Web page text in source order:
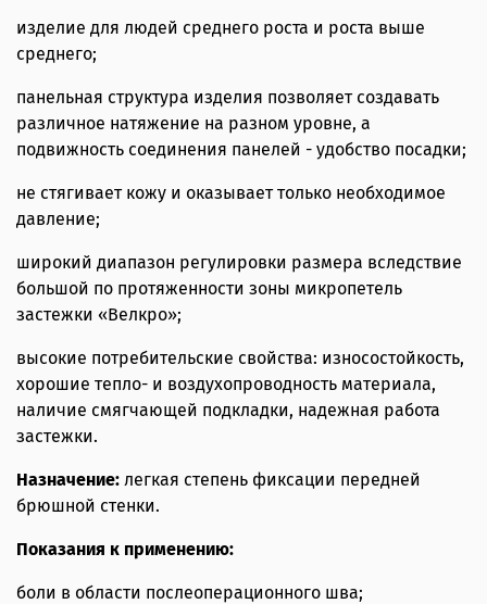
изделие для людей среднего роста и роста выше
среднего;
панельная структура изделия позволяет создавать
различное натяжение на разном уровне, а
подвижность соединения панелей - удобство посадки;
не стягивает кожу и оказывает только необходимое
давление;
широкий диапазон регулировки размера вследствие
большой по протяженности зоны микропетель
застежки «Велкро»;
высокие потребительские свойства: износостойкость,
хорошие тепло- и воздухопроводность материала,
наличие смягчающей подкладки, надежная работа
застежки.
Назначение: легкая степень фиксации передней
брюшной стенки.
Показания к применению:
боли в области послеоперационного шва;